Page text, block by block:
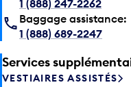
Baggage assistance:
1 (888) 689-2247
VESTIAIRES ASSISTÉS
VOYAGER AVEC DES